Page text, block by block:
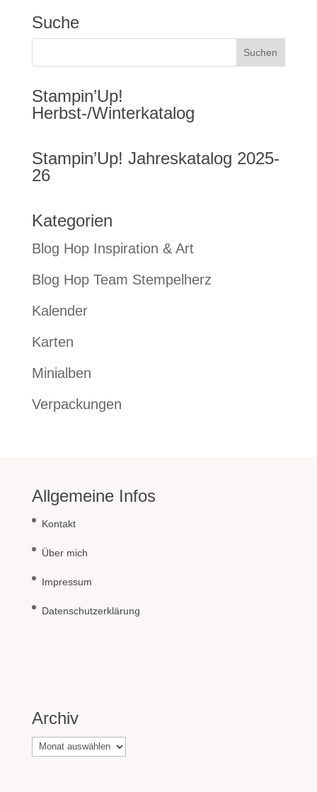
Suche
Stampin’Up!
Herbst-/Winterkatalog
Stampin’Up! Jahreskatalog 2025-
26
Kategorien
Blog Hop Inspiration & Art
Blog Hop Team Stempelherz
Kalender
Karten
Minialben
Verpackungen
Allgemeine Infos
Kontakt
Über mich
Impressum
Datenschutzerklärung
Archiv
Archiv